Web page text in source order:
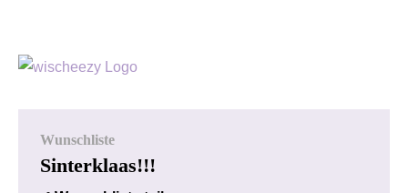
Wunschliste
Sinterklaas!!!